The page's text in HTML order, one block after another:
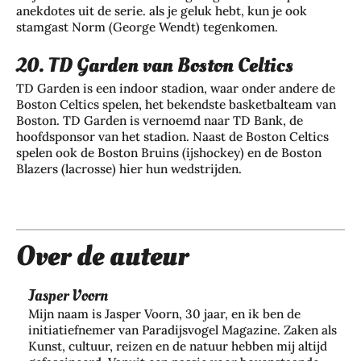
anekdotes uit de serie. als je geluk hebt, kun je ook
stamgast Norm (George Wendt) tegenkomen.
20. TD Garden van Boston Celtics
TD Garden is een indoor stadion, waar onder andere de
Boston Celtics spelen, het bekendste basketbalteam van
Boston. TD Garden is vernoemd naar TD Bank, de
hoofdsponsor van het stadion. Naast de Boston Celtics
spelen ook de Boston Bruins (ijshockey) en de Boston
Blazers (lacrosse) hier hun wedstrijden.
Over de auteur
Jasper Voorn
Mijn naam is Jasper Voorn, 30 jaar, en ik ben de
initiatiefnemer van Paradijsvogel Magazine. Zaken als
Kunst, cultuur, reizen en de natuur hebben mij altijd
Zo
bes
che
rm
je
je
eur
lan
ger
t
de
juis
te
Da
gje
Rot
ter
da
bel
eef
je
sta
d
op
jou
Je
wo
nin
g
bev
eili
en
inb
raa
zon
der
in
te
Wa
t je
har
dlo
ops
ne
n
zeg
ove
r
jou
w